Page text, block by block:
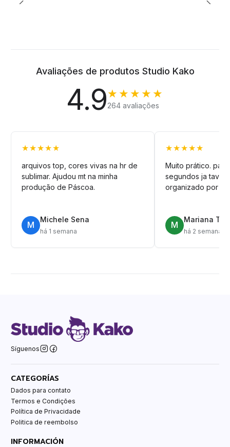
Avaliações de produtos Studio Kako
4.9★★★★★
264 avaliações
★★★★★
arquivos top, cores vivas na hr de
sublimar. Ajudou mt na minha
produção de Páscoa.
M
Michele Sena
há 1 semana
★★★★★
Muito prático.
segundos ja tava
organizado por
M
Mariana T.
há 2 semanas
Síguenos
CATEGORÍAS
Dados para contato
Termos e Condições
Política de Privacidade
Politica de reembolso
INFORMACIÓN